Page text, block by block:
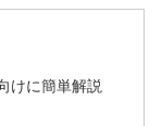
けに簡単解説